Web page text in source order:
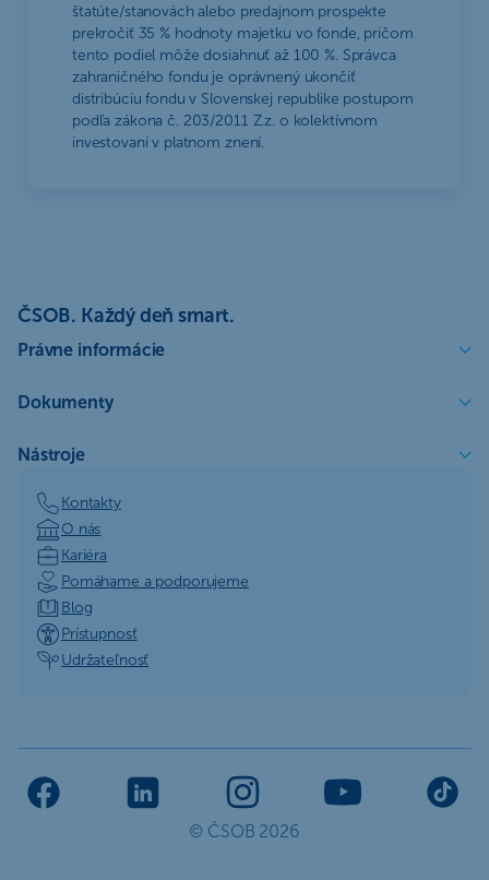
štatúte/stanovách alebo predajnom prospekte
prekročiť 35 % hodnoty majetku vo fonde, pričom
tento podiel môže dosiahnuť až 100 %. Správca
zahraničného fondu je oprávnený ukončiť
distribúciu fondu v Slovenskej republike postupom
podľa zákona č. 203/2011 Z.z. o kolektívnom
investovaní v platnom znení.
ČSOB. Každý deň smart.
Právne informácie
Dokumenty
Nástroje
Kontakty
O nás
Kariéra
Pomáhame a podporujeme
Blog
Prístupnosť
Udržateľnosť
© ČSOB 2026